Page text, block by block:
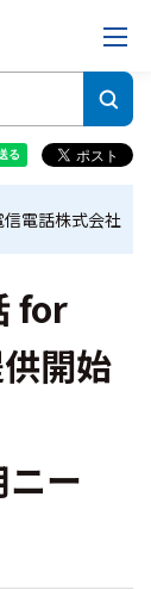
信電話株式会社
for
開始
ー